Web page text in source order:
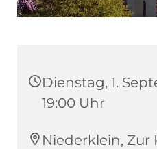
Dienstag, 1.
19:00 Uhr
Niederklein, Zur